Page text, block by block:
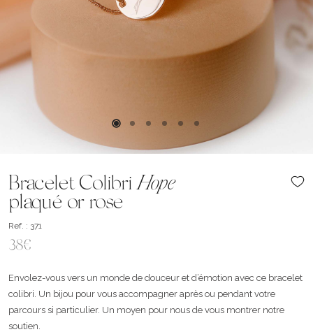
Bracelet ColibriHope
plaqué or rose
Ref. : 371
38€
Envolez-vous vers un monde de douceur et d’émotion avec ce bracelet
colibri. Un bijou pour vous accompagner après ou pendant votre
parcours si particulier. Un moyen pour nous de vous montrer notre
soutien.